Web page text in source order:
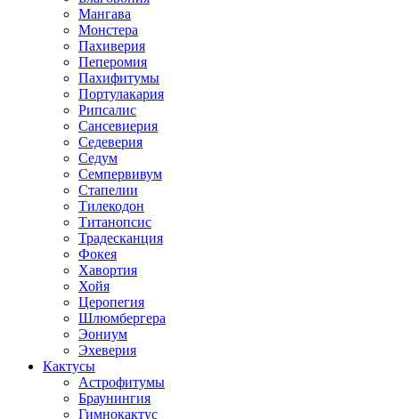
Мангава
Монстера
Пахиверия
Пеперомия
Пахифитумы
Портулакария
Рипсалис
Сансевиерия
Седеверия
Седум
Семпервивум
Стапелии
Тилекодон
Титанопсис
Традесканция
Фокея
Хавортия
Хойя
Церопегия
Шлюмбергера
Эониум
Эхеверия
Кактусы
Астрофитумы
Браунингия
Гимнокактус